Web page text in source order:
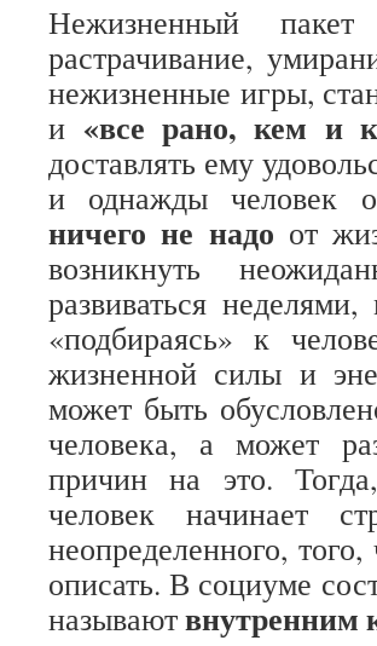
Нежизненный
растрачивание,
нежизненные игры,
и «все рано, кем и
доставлять ему
и однажды человек
ничего не надо от
возникнуть
развиваться
«подбираясь» к
жизненной силы и
может быть
человека, а может
причин на это.
человек начинает
неопределенного,
описать. В социуме
называютвнутренним